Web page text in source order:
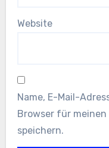
Website
Name, E-Mail-
Browser für
speichern.